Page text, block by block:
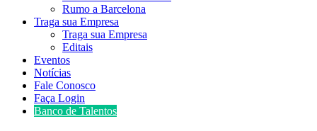
Rumo a Barcelona
Traga sua Empresa
Traga sua Empresa
Editais
Eventos
Notícias
Fale Conosco
Faça Login
Banco de Talentos